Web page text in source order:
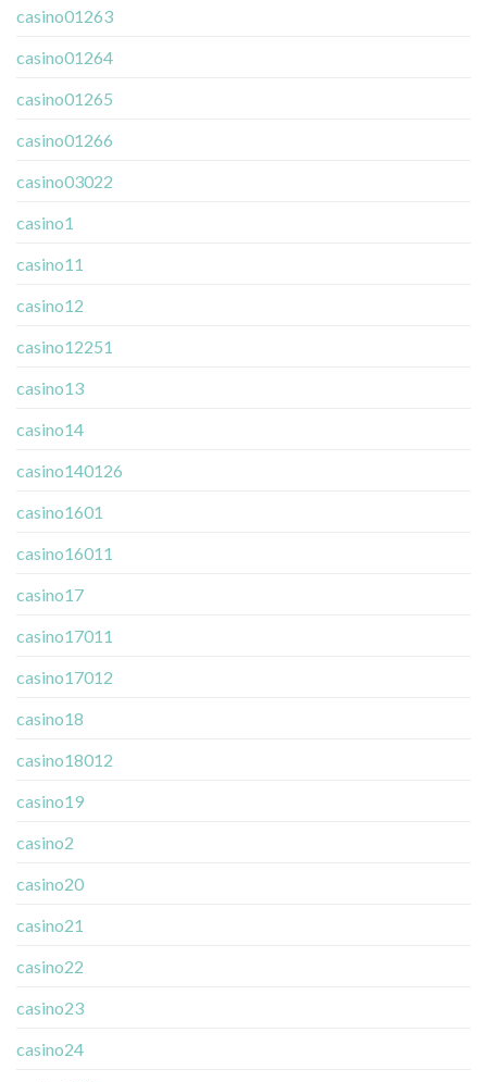
casino01263
casino01264
casino01265
casino01266
casino03022
casino1
casino11
casino12
casino12251
casino13
casino14
casino140126
casino1601
casino16011
casino17
casino17011
casino17012
casino18
casino18012
casino19
casino2
casino20
casino21
casino22
casino23
casino24